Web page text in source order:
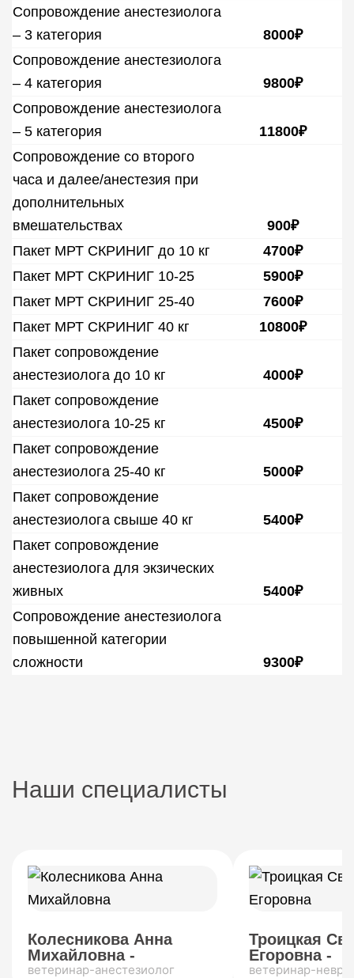
Сопровождение анестезиолога
– 3 категория
8000₽
Сопровождение анестезиолога
– 4 категория
9800₽
Сопровождение анестезиолога
– 5 категория
11800₽
Сопровождение со второго
часа и далее/анестезия при
дополнительных
вмешательствах
900₽
Пакет МРТ СКРИНИГ до 10 кг
4700₽
Пакет МРТ СКРИНИГ 10-25
5900₽
Пакет МРТ СКРИНИГ 25-40
7600₽
Пакет МРТ СКРИНИГ 40 кг
10800₽
Пакет сопровождение
анестезиолога до 10 кг
4000₽
Пакет сопровождение
анестезиолога 10-25 кг
4500₽
Пакет сопровождение
анестезиолога 25-40 кг
5000₽
Пакет сопровождение
анестезиолога свыше 40 кг
5400₽
Пакет сопровождение
анестезиолога для экзических
живных
5400₽
Сопровождение анестезиолога
повышенной категории
сложности
9300₽
Наши специалисты
Колесникова Анна
Михайловна -
ветеринар-анестезиолог
Троицкая
Егоровна -
ветеринар-